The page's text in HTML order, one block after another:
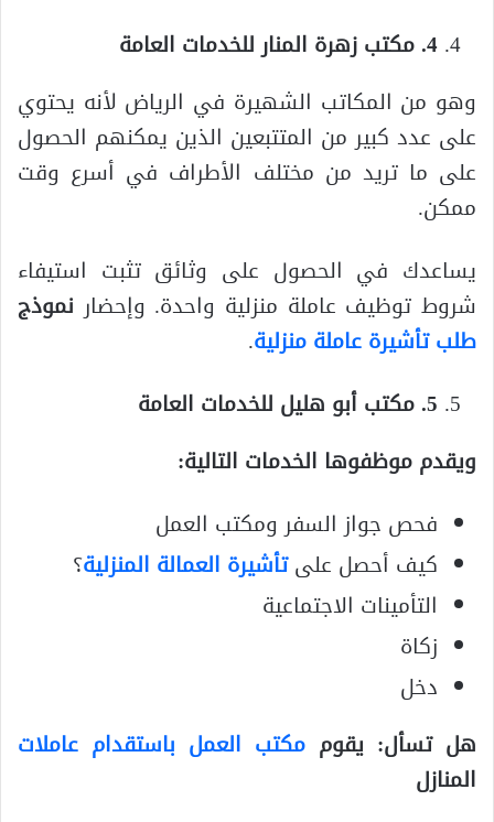
4. مكتب زهرة المنار للخدمات العامة
وهو من المكاتب الشهيرة في الرياض لأنه يحتوي
على عدد كبير من المتتبعين الذين يمكنهم الحصول
على ما تريد من مختلف الأطراف في أسرع وقت
ممكن.
يساعدك في الحصول على وثائق تثبت استيفاء
شروط توظيف عاملة منزلية واحدة. وإحضار نموذج
طلب تأشيرة عاملة منزلية.
5. مكتب أبو هليل للخدمات العامة
ويقدم موظفوها الخدمات التالية:
فحص جواز السفر ومكتب العمل
كيف أحصل علىتأشيرة العمالة المنزلية؟
التأمينات الاجتماعية
زكاة
دخل
هل تسأل: يقوم مكتب العمل باستقدام عاملات
المنازل